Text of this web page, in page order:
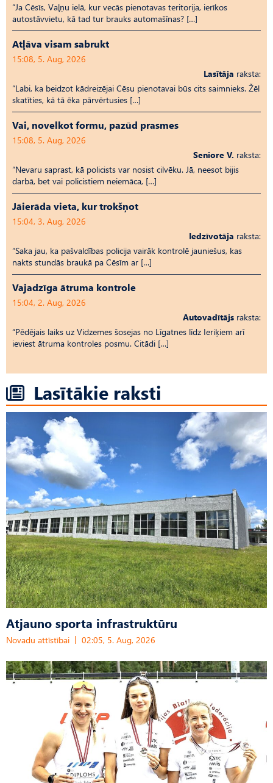
“Ja Cēsīs, Vaļņu ielā, kur vecās pienotavas teritorija, ierīkos
autostāvvietu, kā tad tur brauks automašīnas? […]
Atļāva visam sabrukt
15:08, 5. Aug, 2026
Lasītāja raksta:
“Labi, ka beidzot kādreizējai Cēsu pienotavai būs cits saimnieks. Žēl
skatīties, kā tā ēka pārvērtusies […]
Vai, novelkot formu, pazūd prasmes
15:08, 5. Aug, 2026
Seniore V. raksta:
“Nevaru saprast, kā policists var nosist cilvēku. Jā, neesot bijis
darbā, bet vai policistiem neiemāca, […]
Jāierāda vieta, kur trokšņot
15:04, 3. Aug, 2026
Iedzīvotāja raksta:
“Saka jau, ka pašvaldības policija vairāk kontrolē jauniešus, kas
nakts stundās braukā pa Cēsīm ar […]
Vajadzīga ātruma kontrole
15:04, 2. Aug, 2026
Autovadītājs raksta:
“Pēdējais laiks uz Vid­ze­mes šosejas no Līgatnes līdz Ieriķiem arī
ieviest ātruma kontroles posmu. Citādi […]
Lasītākie raksti
Atjauno sporta infrastruktūru
Novadu attīstībai 02:05, 5. Aug, 2026